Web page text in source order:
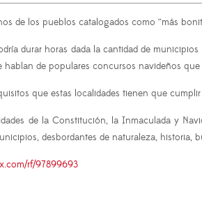
de los pueblos catalogados como “más
durar horas dada la cantidad de
hablan de populares concursos navideños
que estas localidades tienen que
de la Constitución, la Inmaculada y
desbordantes de naturaleza, historia,
rf/97899693